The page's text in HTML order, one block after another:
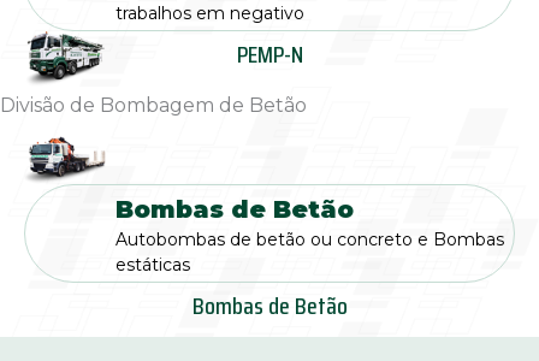
trabalhos em negativo
PEMP-N
Divisão de Bombagem de Betão
Bombas de Betão
Autobombas de betão ou concreto e Bombas
estáticas
Bombas de Betão